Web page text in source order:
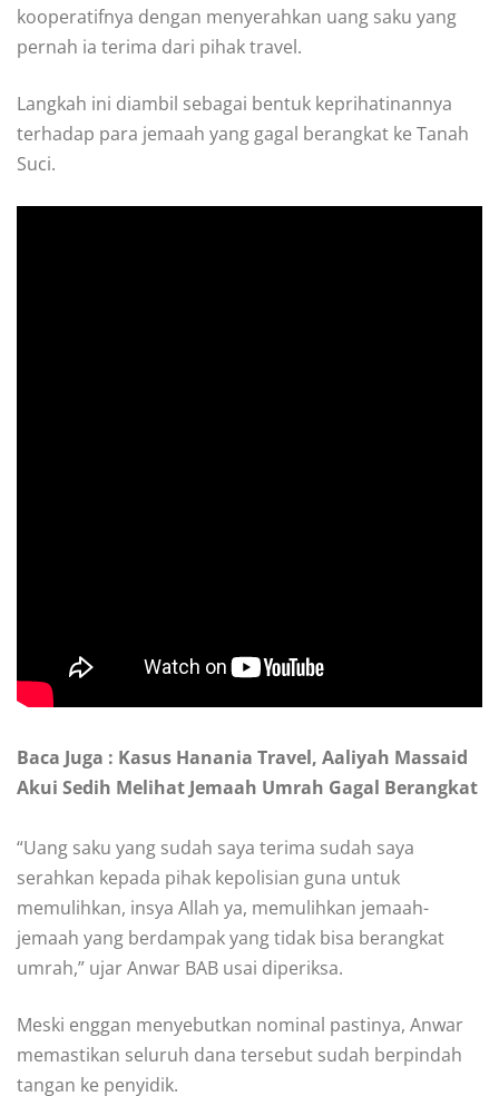
kooperatifnya dengan menyerahkan uang saku yang
pernah ia terima dari pihak travel.
Langkah ini diambil sebagai bentuk keprihatinannya
terhadap para jemaah yang gagal berangkat ke Tanah
Suci.
Baca Juga : Kasus Hanania Travel, Aaliyah Massaid
Akui Sedih Melihat Jemaah Umrah Gagal Berangkat
“Uang saku yang sudah saya terima sudah saya
serahkan kepada pihak kepolisian guna untuk
memulihkan, insya Allah ya, memulihkan jemaah-
jemaah yang berdampak yang tidak bisa berangkat
umrah,” ujar Anwar BAB usai diperiksa.
Meski enggan menyebutkan nominal pastinya, Anwar
memastikan seluruh dana tersebut sudah berpindah
tangan ke penyidik.